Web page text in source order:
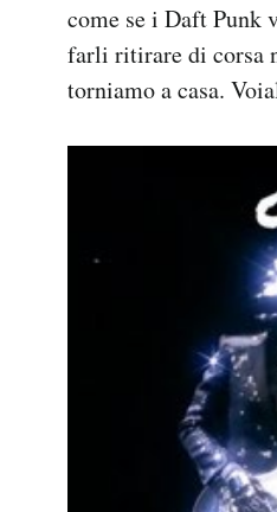
come se i Daft Punk
farli ritirare di corsa
torniamo a casa.